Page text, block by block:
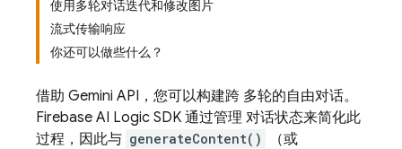
使用多轮对话迭代和修改图片
流式传输响应
你还可以做些什么？
借助 Gemini API ，您可以构建跨 多轮的自由对话。
Firebase AI Logic SDK 通过管理 对话状态来简化此
过程，因此与 generateContent() （或